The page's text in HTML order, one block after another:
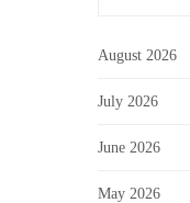
August 2026
July 2026
June 2026
May 2026